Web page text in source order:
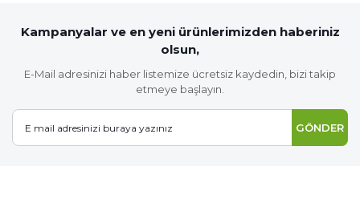
Kampanyalar ve en yeni ürünlerimizden haberiniz
olsun,
E-Mail adresinizi haber listemize ücretsiz kaydedin, bizi takip
etmeye başlayın.
GÖNDER